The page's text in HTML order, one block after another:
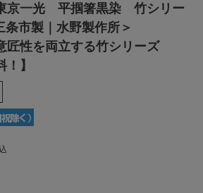
京一光 平掴箸黒染 竹シリー
製｜水野製作所＞
匠性を両立する竹シリーズ
】